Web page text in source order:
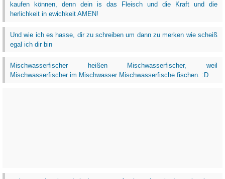
kaufen können, denn dein is das Fleisch und die Kraft und die
herlichkeit in ewichkeit AMEN!
Und wie ich es hasse, dir zu schreiben um dann zu merken wie scheiß
egal ich dir bin
Mischwasserfischer heißen Mischwasserfischer, weil
Mischwasserfischer im Mischwasser Mischwasserfische fischen. :D